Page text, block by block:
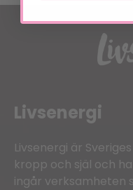
Livsenergi
Livsenergi är
kropp och själ och
ingår verksamheten